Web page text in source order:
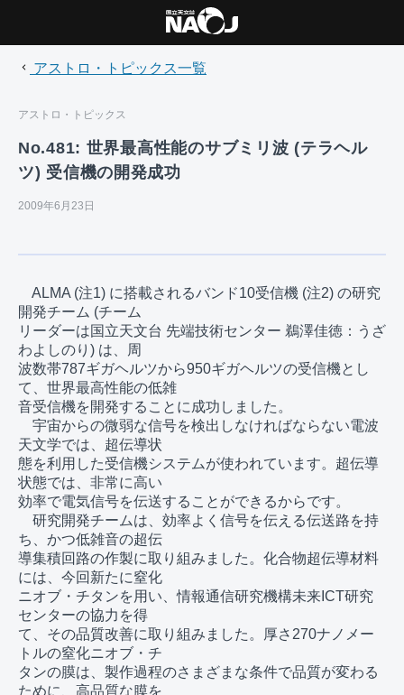
アストロ・トピックス一覧
アストロ・トピックス
No.481: 世界最高性能のサブミリ波 (テラヘル
ツ) 受信機の開発成功
2009年6月23日
ALMA (注1) に搭載されるバンド10受信機 (注2) の研究
開発チーム (チーム
リーダーは国立天文台 先端技術センター 鵜澤佳徳：うざ
わよしのり) は、周
波数帯787ギガヘルツから950ギガヘルツの受信機とし
て、世界最高性能の低雑
音受信機を開発することに成功しました。
宇宙からの微弱な信号を検出しなければならない電波
天文学では、超伝導状
態を利用した受信機システムが使われています。超伝導
状態では、非常に高い
効率で電気信号を伝送することができるからです。
研究開発チームは、効率よく信号を伝える伝送路を持
ち、かつ低雑音の超伝
導集積回路の作製に取り組みました。化合物超伝導材料
には、今回新たに窒化
ニオブ・チタンを用い、情報通信研究機構未来ICT研究
センターの協力を得
て、その品質改善に取り組みました。厚さ270ナノメー
トルの窒化ニオブ・チ
タンの膜は、製作過程のさまざまな条件で品質が変わる
ために、高品質な膜を